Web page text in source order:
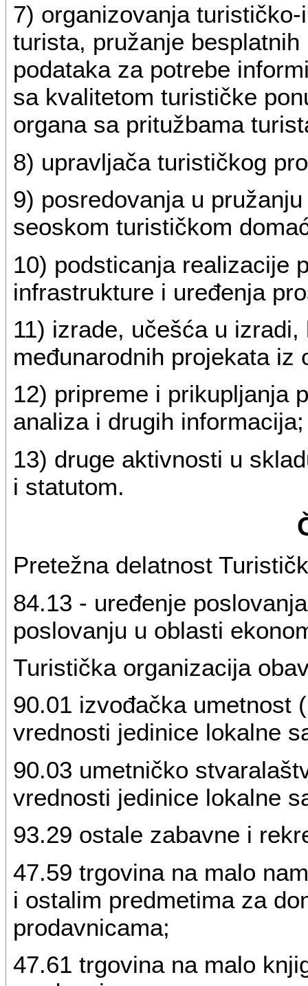
7) organizovanja
turista, pružanje
podataka za potrebe
sa kvalitetom turističke
organa sa pritužbama
8) upravljača turističkog
9) posredovanja u
seoskom turističkom
10) podsticanja realizacije
infrastrukture i uređenja
11) izrade, učešća u
međunarodnih projekata iz
12) pripreme i prikupljanja
analiza i drugih informacija;
13) druge aktivnosti u
i statutom.
Pretežna delatnost
84.13 - uređenje
poslovanju u oblasti
Turistička organizacija
90.01 izvođačka umetnost
vrednosti jedinice lokalne
90.03 umetničko
vrednosti jedinice lokalne
93.29 ostale zabavne i
47.59 trgovina na malo
i ostalim predmetima za
prodavnicama;
47.61 trgovina na malo